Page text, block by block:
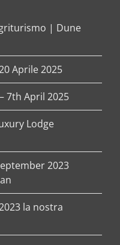
| Dune
Aprile 2025
7th April 2025
Lodge
2023
la nostra